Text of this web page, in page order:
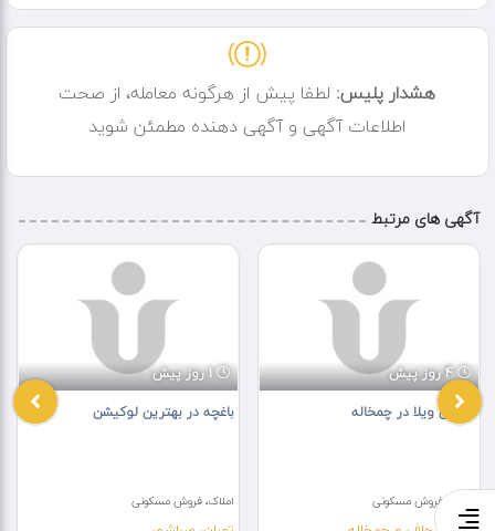
هشدار پلیس: لطفا پیش از هرگونه معامله، از صحت
اطلاعات آگهی و آگهی دهنده مطمئن شوید
آگهی های مرتبط
1 روز پیش
باغچه در بهترین لوکیشن
املاک، فروش مسکونی
4 روز پیش
فروش ویلا در چمخاله
املاک، فروش مسکونی